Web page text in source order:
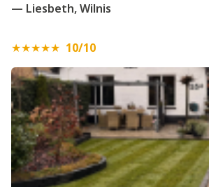
— Liesbeth, Wilnis
★★★★★ 10/10